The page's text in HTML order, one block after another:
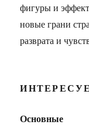
фигуры и
новые грани
разврата и
Основные